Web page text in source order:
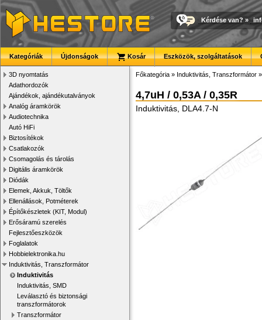
Kérdése van? »
Kategóriák Újdonságok Kosár Eszközök, szolgáltatások
3D nyomtatás
Adathordozók
Ajándékok, ajándékutalványok
Analóg áramkörök
Audiotechnika
Autó HiFi
Biztosítékok
Csatlakozók
Csomagolás és tárolás
Digitális áramkörök
Diódák
Elemek, Akkuk, Töltők
Ellenállások, Potméterek
Építőkészletek (KIT, Modul)
Erősáramú szerelés
Fejlesztőeszközök
Foglalatok
Hobbielektronika.hu
Induktivitás, Transzformátor
Induktivitás
Induktivitás, SMD
Leválasztó és biztonsági
transzformátorok
Transzformátor
Főkategória » Induktivitás, Transzformátor
4,7uH / 0,53A / 0,35R
Induktivitás, DLA4.7-N